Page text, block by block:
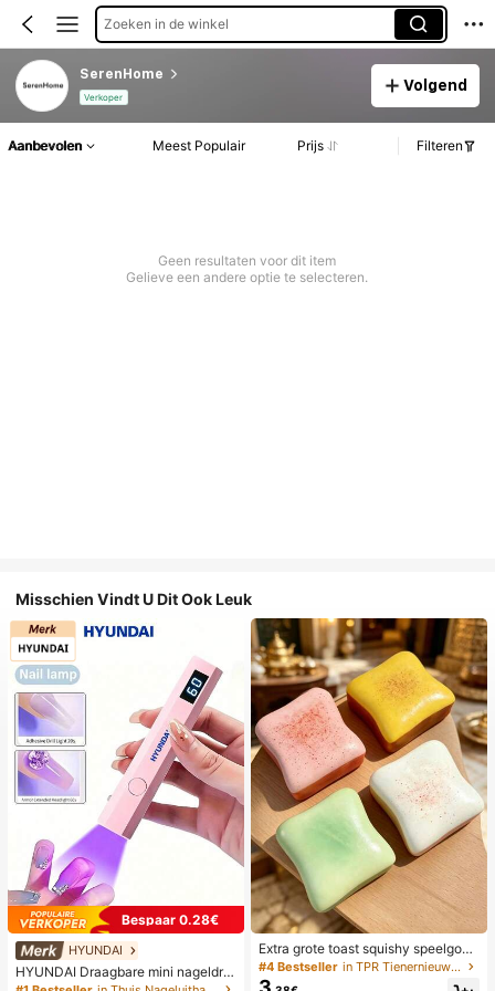
Zoeken in de winkel
SerenHome
Verkoper
Volgend
Aanbevolen Meest Populair Prijs Filteren
Geen resultaten voor dit item
Gelieve een andere optie te selecteren.
Misschien Vindt U Dit Ook Leuk
Bespaar 0.28€
HYUNDAI
HYUNDAI Draagbare mini nageldro
ger, oplaadbare handlamp UV/LED
Extra grote toast squishy speelgoe
d, superzachte boter toast stressve
rlichtend knijpspeelgoed, verkrijgba
#4 Bestseller in TPR Tienernieuwigheid en grappenspeelgoed